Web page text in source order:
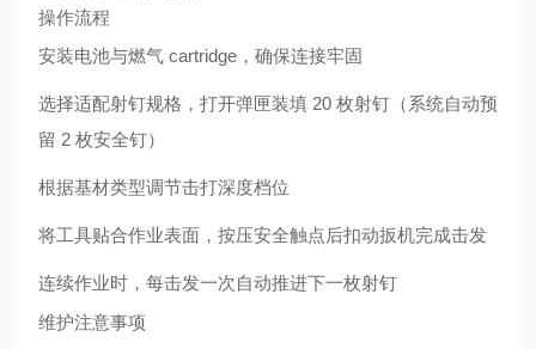
操作流程
安装电池与燃气 cartridge，确保连接牢固
选择适配射钉规格，打开弹匣装填 20 枚射钉（系统自动预
留 2 枚安全钉）
根据基材类型调节击打深度档位
将工具贴合作业表面，按压安全触点后扣动扳机完成击发
连续作业时，每击发一次自动推进下一枚射钉
维护注意事项